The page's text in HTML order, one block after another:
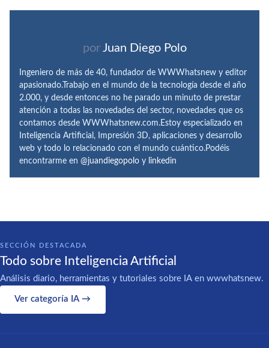
por Juan Diego Polo
Ingeniero de más de 40, fundador de WWWhatsnew y editor
apasionado.Trabajo en el mundo de la tecnología desde el año
2.000, y desde entonces no he parado un minuto de prestar
atención a todas las novedades del sector, novedades que os
contamos desde WWWhatsnew.com.Estoy especializado en
Inteligencia Artificial, Impresión 3D, aplicaciones y desarrollo
web y todo lo relacionado con el mundo cuántico.Podéis
encontrarme en @juandiegopolo y linkedin
SECCIÓN DESTACADA
Todo sobre Inteligencia Artificial
Análisis diario, herramientas y tutoriales sobre IA en wwwhatsnew.
Ver categoría IA →